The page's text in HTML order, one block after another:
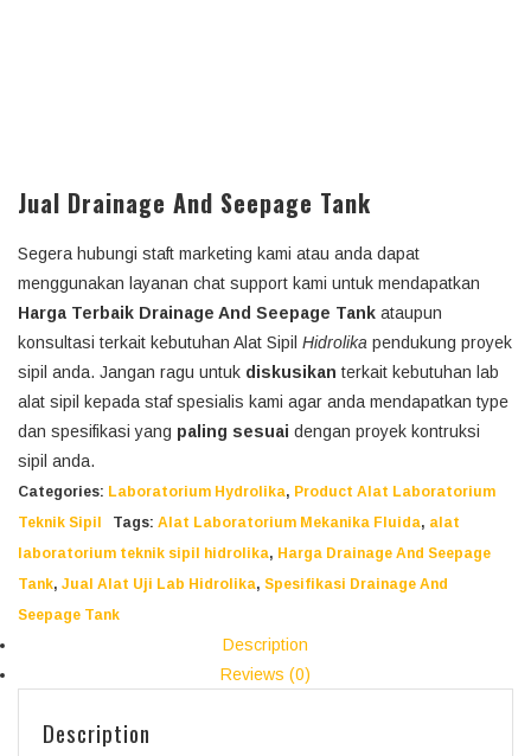
Jual Drainage And Seepage Tank
Segera hubungi staft marketing kami atau anda dapat
menggunakan layanan chat support kami untuk mendapatkan
Harga Terbaik Drainage And Seepage Tank ataupun
konsultasi terkait kebutuhan Alat Sipil Hidrolika pendukung proyek
sipil anda. Jangan ragu untuk diskusikan terkait kebutuhan lab
alat sipil kepada staf spesialis kami agar anda mendapatkan type
dan spesifikasi yang paling sesuai dengan proyek kontruksi
sipil anda.
Categories: Laboratorium Hydrolika, Product Alat Laboratorium
Teknik Sipil
Tags: Alat Laboratorium Mekanika Fluida, alat
laboratorium teknik sipil hidrolika, Harga Drainage And Seepage
Tank, Jual Alat Uji Lab Hidrolika, Spesifikasi Drainage And
Seepage Tank
Description
Reviews (0)
Description